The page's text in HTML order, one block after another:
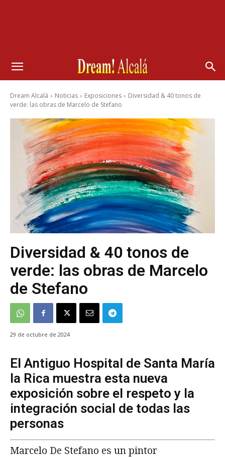
Dream Alcalá Noticias Exposiciones
Diversidad & 40 tonos de
verde: las obras de Marcelo de Stefano
Diversidad & 40 tonos de
verde: las obras de Marcelo
de Stefano
29 de octubre de 2024
El Antiguo Hospital de Santa María
la Rica muestra esta nueva
exposición sobre el respeto y la
integración social de todas las
personas
Marcelo De Stefano es un pintor